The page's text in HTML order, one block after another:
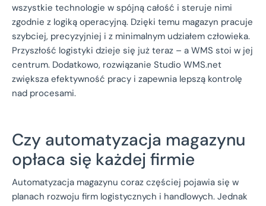
wszystkie technologie w spójną całość i steruje nimi
zgodnie z logiką operacyjną. Dzięki temu magazyn pracuje
szybciej, precyzyjniej i z minimalnym udziałem człowieka.
Przyszłość logistyki dzieje się już teraz – a WMS stoi w jej
centrum. Dodatkowo, rozwiązanie Studio WMS.net
zwiększa efektywność pracy i zapewnia lepszą kontrolę
nad procesami.
Czy automatyzacja magazynu
opłaca się każdej firmie
Automatyzacja magazynu coraz częściej pojawia się w
planach rozwoju firm logistycznych i handlowych. Jednak